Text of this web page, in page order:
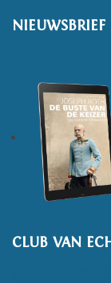
NIEUWSBRIEF
CLUB VAN